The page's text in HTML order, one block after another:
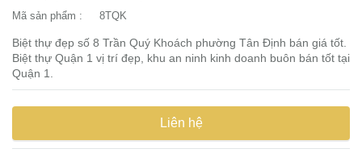
Mã sản phẩm :
8TQK
Biệt thự đẹp số 8 Trần Quý Khoách phường Tân Định bán giá tốt.
Biệt thự Quận 1 vị trí đẹp, khu an ninh kinh doanh buôn bán tốt tại
Quận 1.
Liên hệ